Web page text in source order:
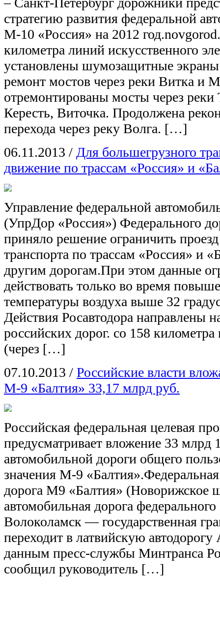
стратегию развития федеральной
М-10 «Россия» на 2012
километра линий искусственного
установлены шумозащитные
ремонт мостов через реки Витка и
отремонтированы мосты через реки
Кересть, Виточка. Продолжена
перехода через реку Волга. […]
06.11.2013 / Для большегрузного
движение по трассам «Россия» и
Управление федеральной
(УпрДор «Россия») Федерального
приняло решение ограничить
транспорта по трассам «Россия» и
другим дорогам.При этом данные
действовать только во время
температуры воздуха выше 32
Действия Росавтодора направлены
российских дорог. со 158
(через […]
07.10.2013 / Российские власти
М-9 «Балтия» 33,17 млрд руб.
Российская федеральная целевая
предусматривает вложение 33 млрд
автомобильной дороги общего
значения М-9
дорога М9 «Балтия» (Новорижское
автомобильная дорога
Волоколамск — государственная
переходит в латвийскую
данным пресс-службы Минтранса
сообщил руководитель […]